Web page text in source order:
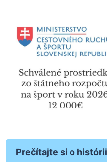
Prečítajte si o histórii